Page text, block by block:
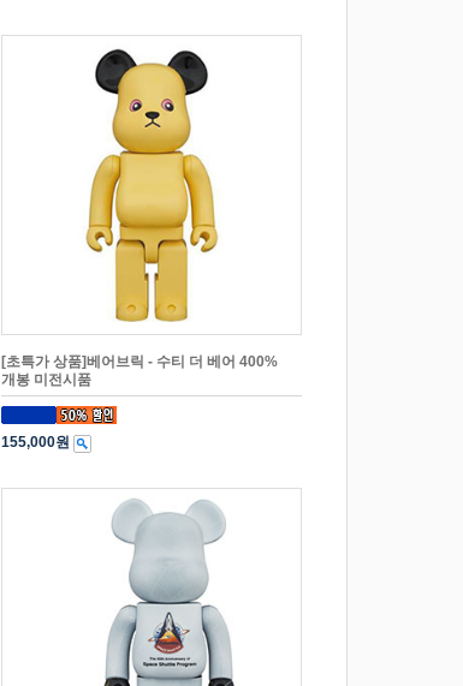
[초특가 상품]베어브릭 - 수티 더 베어 400%
개봉 미전시품
155,000원